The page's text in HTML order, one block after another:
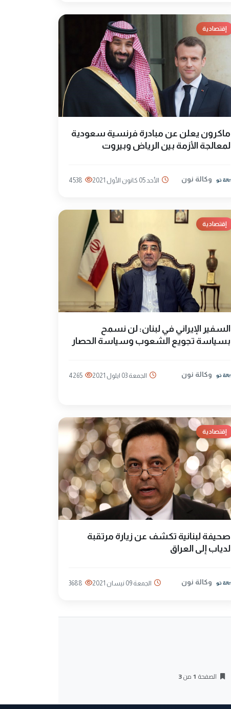
إقتصادية
ماكرون يعلن عن مبادرة فرنسية سعودية
لمعالجة الأزمة بين الرياض وبيروت
وكالة نون الأحد 05 كانون الأول 2021 4538
إقتصادية
السفير الإيراني في لبنان: لن نسمح
بسياسة تجويع الشعوب وسياسة الحصار
وكالة نون الجمعة 03 ايلول 2021 4265
إقتصادية
صحيفة لبنانية تكشف عن زيارة مرتقبة
لدياب إلى العراق
وكالة نون الجمعة 09 نيسان 2021 3688
الصفحة 1من3